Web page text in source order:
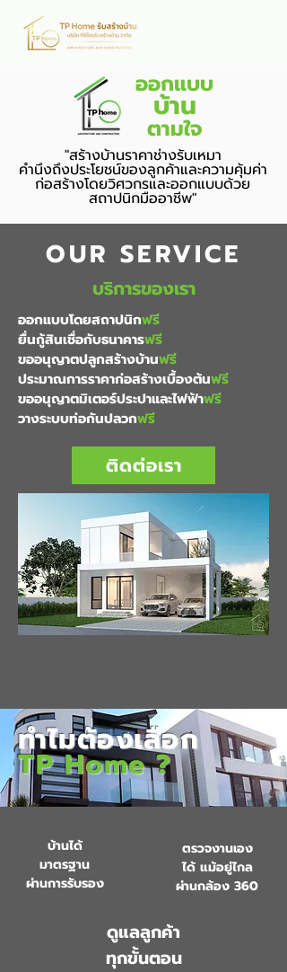
ออกแบบ
บ้าน
ตามใจ
"สร้างบ้านราคาช่างรับเหมา
คำนึงถึงประโยชน์ของลูกค้าและความคุ้มค่า
ก่อสร้างโดยวิศวกรและออกแบบด้วย
สถาปนิกมืออาชีพ"
OUR SERVICE
บริการของเรา
ออกแบบโดยสถาปนิกฟรี
ยื่นกู้สินเชื่อกับธนาคารฟรี
ขออนุญาตปลูกสร้างบ้านฟรี
ประมาณการราคาก่อสร้างเบื้องต้นฟรี
ขออนุญาตมิเตอร์ประปาและไฟฟ้าฟรี
วางระบบท่อกันปลวกฟรี
ติดต่อเรา
ทำไมต้องเลือก
TP Home ?
บ้านได้
มาตรฐาน
ผ่านการรับรอง
ตรวจงานเอง
ได้ แม้อยู่ไกล
ผ่านกล้อง 360
ดูแลลูกค้า
ทุกขั้นตอน